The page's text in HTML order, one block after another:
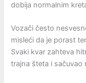
dobija normalnim
Vozači često
misleći da je porast
Svaki kvar zahteva
trajna šteta i sačuvao